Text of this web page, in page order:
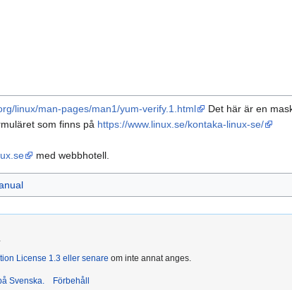
linux/man-pages/man1/yum-verify.1.html
Det här är en
som finns på https://www.linux.se/kontaka-linux-se/
med webbhotell.
License 1.3 eller senare om inte annat anges.
Svenska. Förbehåll